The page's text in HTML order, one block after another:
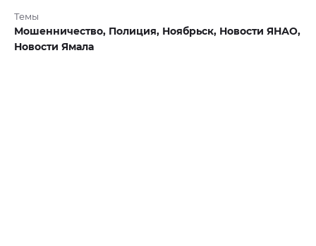
Темы
Мошенничество, Полиция, Ноябрьск, Новости ЯНАО,
Новости Ямала